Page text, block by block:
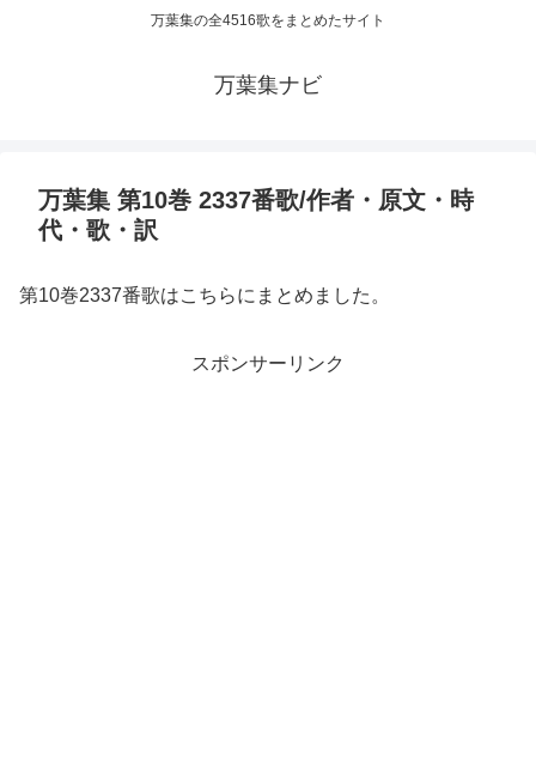
万葉集の全4516歌をまとめたサイト
万葉集ナビ
万葉集 第10巻 2337番歌/作者・原文・時
代・歌・訳
第10巻2337番歌はこちらにまとめました。
スポンサーリンク